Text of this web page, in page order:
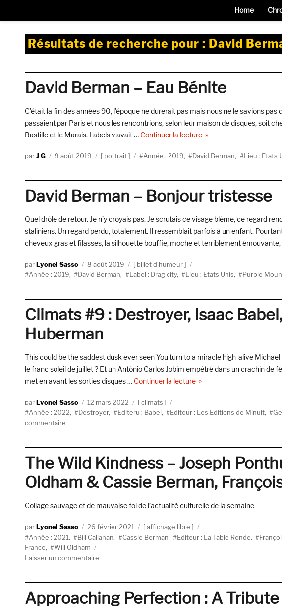
Résultats de recherche pour : David
David Berman – Eau Bénite
C’était la fin des années 90, l’époque ne durerait pas mais nous ne le savions
passaient par Paris et nous les rencontrions, selon leur maison de disques, soit
Bastille et le Marais. Labels y avait … Continuer la lecturede « David Berman – Eau
Auteur
J G
Publié
9 août 2019 Catégories
portrait Étiquettes
Année : 2019 David Berman Lieu : Etats
David Berman – Bonjour tristesse
Quel drôle de retour. Je n’y croyais pas. Je scrutais ce visage blême, ce regard
staliniens. Un regard perdu, totalement. Il ressemblait parfois à un enfant.
cheveux gras et filasses, la silhouette bouffie, moche et terriblement
AuteurLyonel Sasso
Publié
le
8 août 2019 Catégories
billet d’humeur
Étiquettes
Année : 2019 David Berman Label : Drag city, Lieu : Etats Unis Purple
Climats #9 : Destroyer, Isaac
Huberman
This could be the saddest dusk ever seen You turn to a miracle high-alive
le franc soleil de juillet ? Et un Antônio Carlos Jobim empêtré dans un crachin de
met en avant les sorties disques … Continuer la lecturede « Climats #9 :
AuteurLyonel Sasso
Publié
le
12 mars 2022 Catégories
climats
Étiquettes
Année : 2022 Destroyer, Editeru : Babel Editeur : Les Editions de Minuit,
commentaire
Destroyer,
Babel,
Didi-
The Wild Kindness – Joseph
Oldham & Cassie Berman,
Collage sauvage et de mauvaise foi de l’actualité culturelle de la semaine
AuteurLyonel Sasso
Publié
le
26 février 2021 Catégories
affichage libre
Étiquettes
Année : 2021 Bill Callahan Cassie Berman Editeur : La Table Ronde
France
Will Oldham
Laisser un commentaire
Approaching Perfection : A
Home